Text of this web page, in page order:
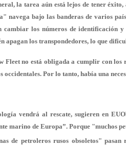
la tarea aún está lejos de tener
navega bajo las banderas de varios
cambiar los números de identificación
apagan los transpondedores, lo que
Fleet no está obligada a cumplir con
occidentales. Por lo tanto, había una
vendrá al rescate, sugieren en
marino de Europa”. Porque "muchos
de petroleros rusos obsoletos"